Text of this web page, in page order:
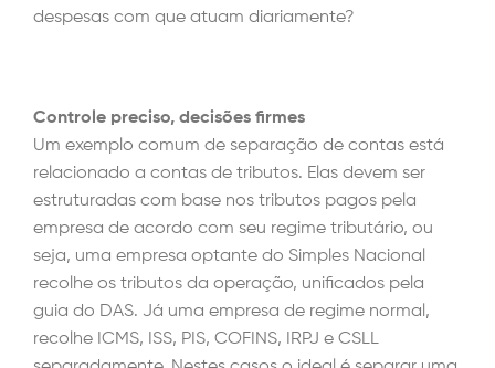
despesas com que atuam diariamente?
Controle preciso, decisões firmes
Um exemplo comum de separação de contas está
relacionado a contas de tributos. Elas devem ser
estruturadas com base nos tributos pagos pela
empresa de acordo com seu regime tributário, ou
seja, uma empresa optante do Simples Nacional
recolhe os tributos da operação, unificados pela
guia do DAS. Já uma empresa de regime normal,
recolhe ICMS, ISS, PIS, COFINS, IRPJ e CSLL